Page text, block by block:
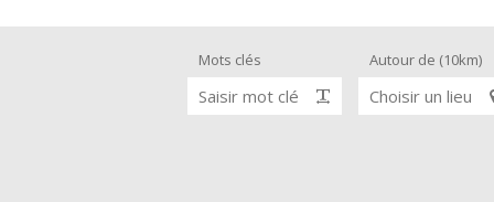
Visites & musées
Mots clés
Saisir mot clé
Autour de (10km)
Choisir un lieu